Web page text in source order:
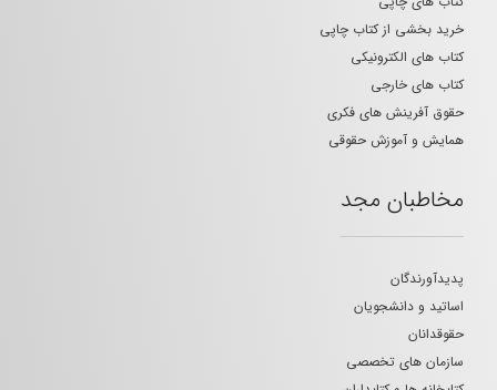
خرید بخشی از کتاب چاپی
کتاب های الکترونیکی
کتاب های خارجی
حقوق آفرینش های فکری
همایش و آموزش حقوقی
مخاطبان مجد
پدیدآورندگان
اساتید و دانشجویان
حقوقدانان
سازمان های تخصصی